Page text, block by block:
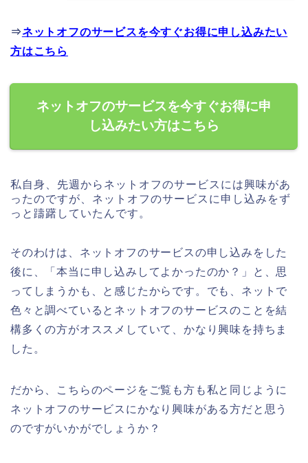
⇒ネットオフのサービスを今すぐお得に申し込みたい
方はこちら
ネットオフのサービスを今すぐお得に申
し込みたい方はこちら
私自身、先週からネットオフのサービスには興味があ
ったのですが、ネットオフのサービスに申し込みをず
っと躊躇していたんです。
そのわけは、ネットオフのサービスの申し込みをした
後に、「本当に申し込みしてよかったのか？」と、思
ってしまうかも、と感じたからです。でも、ネットで
色々と調べているとネットオフのサービスのことを結
構多くの方がオススメしていて、かなり興味を持ちま
した。
だから、こちらのページをご覧も方も私と同じように
ネットオフのサービスにかなり興味がある方だと思う
のですがいかがでしょうか？